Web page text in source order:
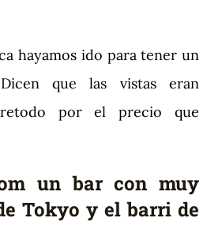
hayamos ido para tener un
que las vistas eran
por el precio que
un bar con muy
Tokyo y el barri de